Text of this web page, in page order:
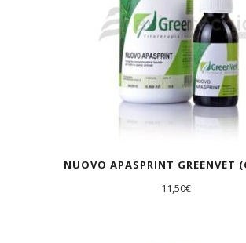
NUOVO APASPRINT GREENVET
11,50€